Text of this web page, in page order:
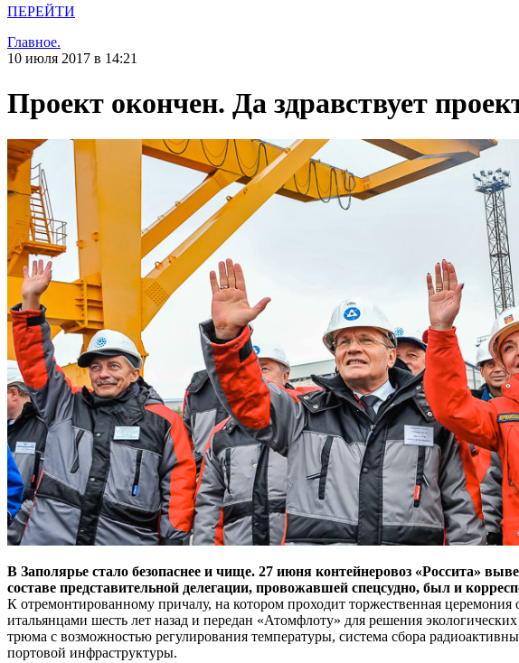
ПЕРЕЙТИ
Главное.
10 июля 2017 в 14:21
Проект окончен. Да здравствует
В Заполярье стало безопаснее и чище. 27 июня контейнеровоз «Россита»
составе представительной делегации, провожавшей спецсудно, был и
К отремонтированному причалу, на котором проходит торжественная
итальянцами шесть лет назад и передан «Атомфлоту» для решения
трюма с возможностью регулирования температуры, система сбора
портовой инфраструктуры.